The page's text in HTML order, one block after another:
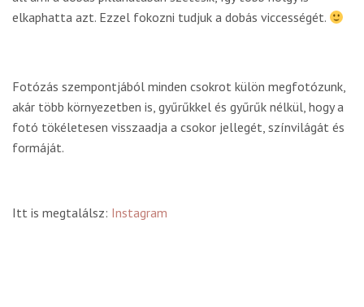
elkaphatta azt. Ezzel fokozni tudjuk a dobás viccességét.
Fotózás szempontjából minden csokrot külön megfotózunk,
akár több környezetben is, gyűrűkkel és gyűrűk nélkül, hogy a
fotó tökéletesen visszaadja a csokor jellegét, színvilágát és
formáját.
Itt is megtalálsz: Instagram